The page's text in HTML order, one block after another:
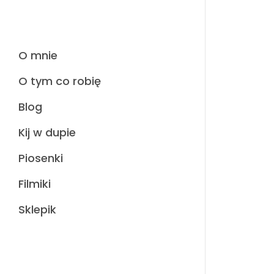
O mnie
O tym co robię
Blog
Kij w dupie
Piosenki
Filmiki
Sklepik